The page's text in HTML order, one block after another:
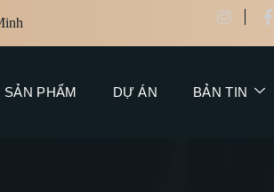
SẢN PHẨM DỰ ÁN BẢN TIN